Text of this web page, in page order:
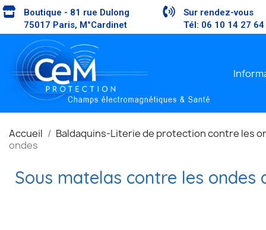
Boutique - 81 rue Dulong
75017 Paris, M°Cardinet
Sur rendez-vous
Tél: 06 10 14 27 64
Accueil Baldaquins-Literie de protection contre les
ondes
Sous matelas contre les